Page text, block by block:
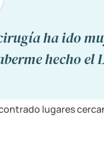
ha ido
hecho el
lugares